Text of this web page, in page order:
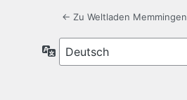
← Zu Weltladen Memmingen
Sprache